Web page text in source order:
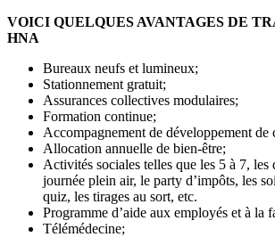
VOICI QUELQUES AVANTAGES DE
HNA
Bureaux neufs et lumineux;
Stationnement gratuit;
Assurances collectives modulaires;
Formation continue;
Accompagnement de développement de
Allocation annuelle de bien-être;
Activités sociales telles que les 5 à 7,
journée plein air, le party d’impôts, les
quiz, les tirages au sort, etc.
Programme d’aide aux employés et à la
Télémédecine;